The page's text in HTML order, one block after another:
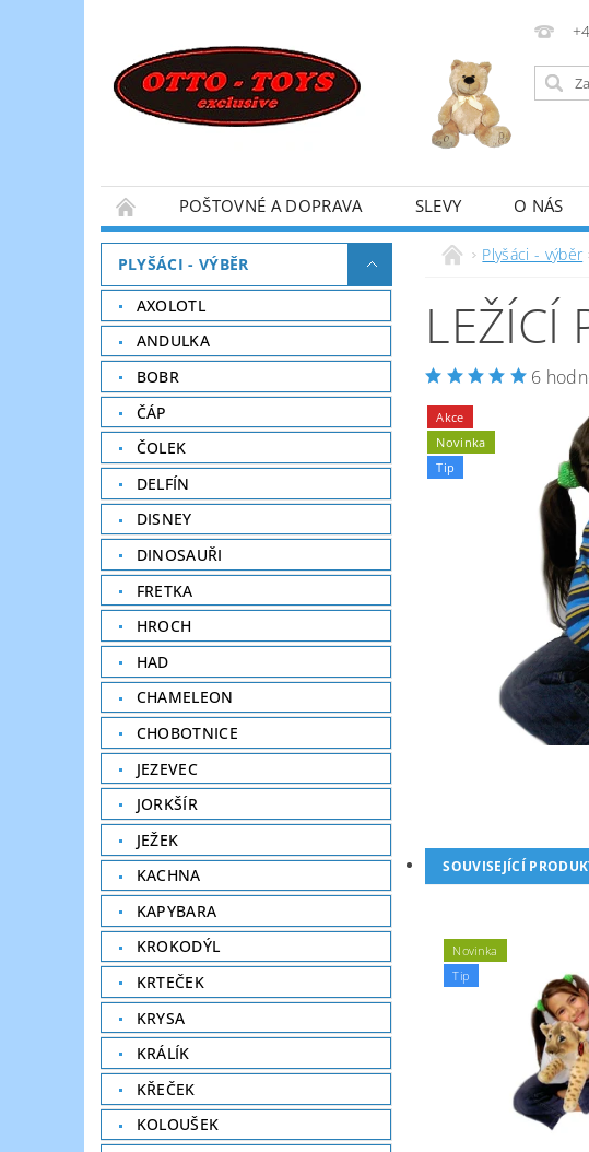
POŠTOVNÉ A DOPRAVA SLEVY O NÁS
PLYŠÁCI - VÝBĚR
AXOLOTL
ANDULKA
BOBR
ČÁP
ČOLEK
DELFÍN
DISNEY
DINOSAUŘI
FRETKA
HROCH
HAD
CHAMELEON
CHOBOTNICE
JEZEVEC
JORKŠÍR
JEŽEK
KACHNA
KAPYBARA
KROKODÝL
KRTEČEK
KRYSA
KRÁLÍK
KŘEČEK
KOLOUŠEK
Plyšáci - výběr
LEŽÍCÍ
6
Akce
Novinka
Tip
SOUVISEJÍCÍ
Novinka
Tip